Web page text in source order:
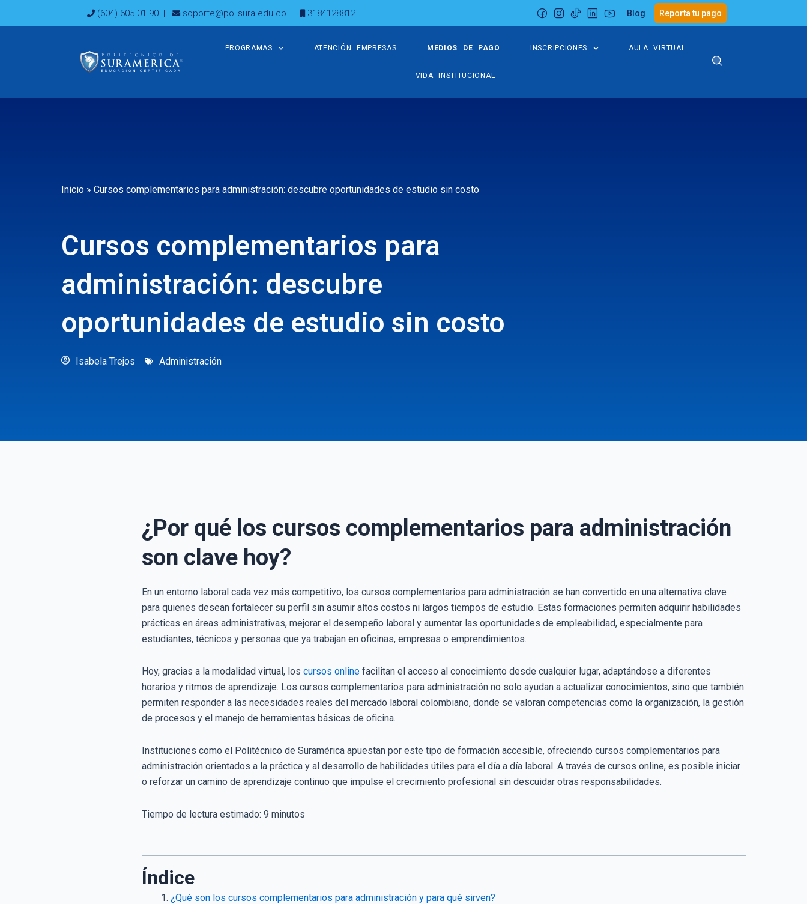
(604) 605 01 90 | soporte@polisura.edu.co | 3184128812 Blog Reporta tu pago
PROGRAMAS ATENCIÓN EMPRESAS MEDIOS DE PAGO INSCRIPCIONES AULA VIRTUAL
VIDA INSTITUCIONAL
Inicio » Cursos complementarios para administración: descubre oportunidades de estudio sin costo
Cursos complementarios para
administración: descubre
oportunidades de estudio sin costo
Isabela Trejos Administración
¿Por qué los cursos complementarios para administración
son clave hoy?
En un entorno laboral cada vez más competitivo, los cursos complementarios para administración se han convertido en una alternativa clave
para quienes desean fortalecer su perfil sin asumir altos costos ni largos tiempos de estudio. Estas formaciones permiten adquirir habilidades
prácticas en áreas administrativas, mejorar el desempeño laboral y aumentar las oportunidades de empleabilidad, especialmente para
estudiantes, técnicos y personas que ya trabajan en oficinas, empresas o emprendimientos.
Hoy, gracias a la modalidad virtual, los cursos online facilitan el acceso al conocimiento desde cualquier lugar, adaptándose a diferentes
horarios y ritmos de aprendizaje. Los cursos complementarios para administración no solo ayudan a actualizar conocimientos, sino que también
permiten responder a las necesidades reales del mercado laboral colombiano, donde se valoran competencias como la organización, la gestión
de procesos y el manejo de herramientas básicas de oficina.
Instituciones como el Politécnico de Suramérica apuestan por este tipo de formación accesible, ofreciendo cursos complementarios para
administración orientados a la práctica y al desarrollo de habilidades útiles para el día a día laboral. A través de cursos online, es posible iniciar
o reforzar un camino de aprendizaje continuo que impulse el crecimiento profesional sin descuidar otras responsabilidades.
Tiempo de lectura estimado: 9 minutos
Índice
¿Qué son los cursos complementarios para administración y para qué sirven?